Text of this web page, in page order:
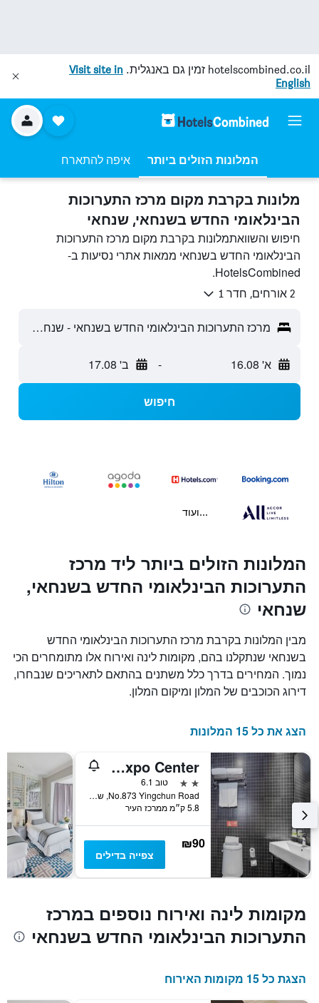
hotelscombined.co.il זמין גם באנגלית. Visit site in
English
המלונות הזולים ביותר איפה להתארח
מלונות בקרבת מקום מרכז התערוכות
הבינלאומי החדש בשנחאי, שנחאי
חיפוש והשוואתמלונות בקרבת מקום מרכז התערוכות
הבינלאומי החדש בשנחאי ממאות אתרי נסיעות ב-
HotelsCombined.
2 אורחים, חדר 1
מרכז התערוכות הבינלאומי החדש בשנחאי - שנחאי, שאנגחאי, סין
א' 16.08 - ב' 17.08
חיפוש
...ועוד
המלונות הזולים ביותר ליד מרכז
התערוכות הבינלאומי החדש בשנחאי,
שנחאי
מבין המלונות בקרבת מרכז התערוכות הבינלאומי החדש
בשנחאי שנתקלנו בהם, מקומות לינה ואירוח אלו מתומחרים הכי
נמוך. המחירים בדרך כלל משתנים בהתאם לתאריכים שנבחרו,
דירוג הכוכבים של המלון ומיקום המלון.
הצג את כל 15 המלונות
Home Inn Neo Shanghai Pudong Lianyang New International Expo Center
2 כוכבים
טוב 6.1
No.873 Yingchun Road, שנחאי, סין
5.8 ק״מ ממרכז העיר
₪90
צפייה בדילים
מקומות לינה ואירוח נוספים במרכז
התערוכות הבינלאומי החדש בשנחאי
הצגת כל 15 מקומות האירוח